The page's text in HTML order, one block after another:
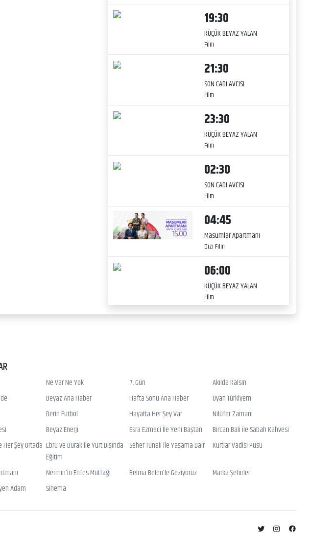
19:30
KÜÇÜK BEYAZ YALAN
Film
21:30
SON CADI AVCISI
Film
23:30
KÜÇÜK BEYAZ YALAN
Film
02:30
SON CADI AVCISI
Film
04:45
Masumlar Apartmanı
Dizi Film
06:00
KÜÇÜK BEYAZ YALAN
Film
Ne Var Ne Yok 7. Gün
Akılda Kalsın
Beyaz Ana Haber Hafta Sonu Ana Haber
Uyan Türkiyem
Derin Futbol Hayatta Her Şey Var
Nilüfer Zamanı
Beyaz Enerji Esra Ezmeci İle Yeni Baştan
Bircan Bali ile Sabah Kahvesi
Her Şey Ortada Ebru ve Burak ile Yurt Dışında
Eğitim
Seher Tunalı ile Yaşama Dair Kurtlar Vadisi Pusu
Nermin'in Enfes Mutfağı Belma Belen’le Geziyoruz
Marka Şehirler
Adam
Sinema